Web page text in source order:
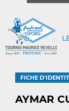
FICHE
AYMAR